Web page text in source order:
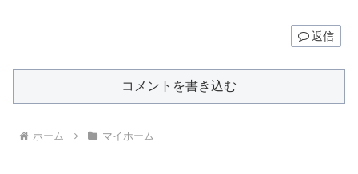
返信
コメントを書き込む
ホーム マイホーム